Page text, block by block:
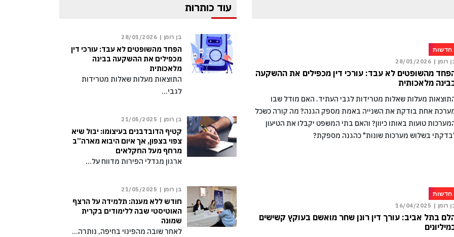
חדשות
רומן | 28/01/2026
מהשופטים לא עבד: עורכי דין מכפילים את ההשקעה
מלאכותית
מעלות שאלות מטרידות לגבי העתיד. האם מודל שבו
אחת בודקת את השנייה באמת מספק הגנה? מה קורה כשכל
טועות באותו כיוון? והאם בתי המשפט יקבלו את הטיעון
בשלוש מערכות שונות" כהגנה מספקת?
חדשות
רומן | 16/04/2025
בתל אביב: עורך דין רונן שחר מואשם בעוקץ קשישים
עוד כותרות
בן רומן | 28/01/2026
הפחד מהשופטים לא עבד: עורכי דין
מכפילים את ההשקעה בבינה
מלאכותית
התוצאות מעלות שאלות מטרידות
לגבי…
בן רומן | 21/05/2025
קטיף הדובדבנים בעיצומו: יבול שיא
צפוי בצפון, אך איום היבוא מארה”ב
מרחף מעל החקלאים
ארגון מגדלי הפירות מדווח על…
בן רומן | 21/05/2025
חודש ללא מענה: תלמידה על הרצף
האוטיסטי שבה ללימודים בקרית
שמונה
לאחר שובה מהפינוי בחיפה, נותרה…